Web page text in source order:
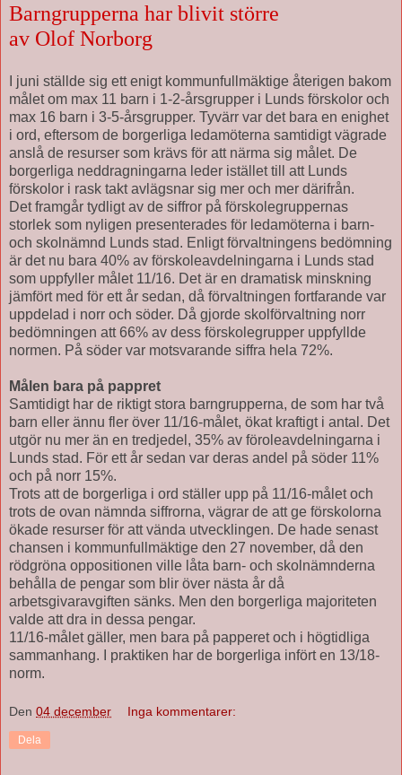
Barngrupperna har blivit större
av Olof Norborg
I juni ställde sig ett enigt kommunfullmäktige återigen bakom
målet om max 11 barn i 1-2-årsgrupper i Lunds förskolor och
max 16 barn i 3-5-årsgrupper. Tyvärr var det bara en enighet
i ord, eftersom de borgerliga ledamöterna samtidigt vägrade
anslå de resurser som krävs för att närma sig målet. De
borgerliga neddragningarna leder istället till att Lunds
förskolor i rask takt avlägsnar sig mer och mer därifrån.
Det framgår tydligt av de siffror på förskolegruppernas
storlek som nyligen presenterades för ledamöterna i barn-
och skolnämnd Lunds stad. Enligt förvaltningens bedömning
är det nu bara 40% av förskoleavdelningarna i Lunds stad
som uppfyller målet 11/16. Det är en dramatisk minskning
jämfört med för ett år sedan, då förvaltningen fortfarande var
uppdelad i norr och söder. Då gjorde skolförvaltning norr
bedömningen att 66% av dess förskolegrupper uppfyllde
normen. På söder var motsvarande siffra hela 72%.
Målen bara på pappret
Samtidigt har de riktigt stora barngrupperna, de som har två
barn eller ännu fler över 11/16-målet, ökat kraftigt i antal. Det
utgör nu mer än en tredjedel, 35% av föroleavdelningarna i
Lunds stad. För ett år sedan var deras andel på söder 11%
och på norr 15%.
Trots att de borgerliga i ord ställer upp på 11/16-målet och
trots de ovan nämnda siffrorna, vägrar de att ge förskolorna
ökade resurser för att vända utvecklingen. De hade senast
chansen i kommunfullmäktige den 27 november, då den
rödgröna oppositionen ville låta barn- och skolnämnderna
behålla de pengar som blir över nästa år då
arbetsgivaravgiften sänks. Men den borgerliga majoriteten
valde att dra in dessa pengar.
11/16-målet gäller, men bara på papperet och i högtidliga
sammanhang. I praktiken har de borgerliga infört en 13/18-
norm.
Den 04 december Inga kommentarer:
Dela